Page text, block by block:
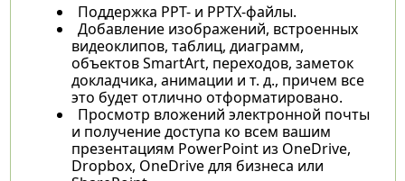
Поддержка PPT- и PPTX-файлы.
Добавление изображений, встроенных
видеоклипов, таблиц, диаграмм,
объектов SmartArt, переходов, заметок
докладчика, анимации и т. д., причем все
это будет отлично отформатировано.
Просмотр вложений электронной почты
и получение доступа ко всем вашим
презентациям PowerPoint из OneDrive,
Dropbox, OneDrive для бизнеса или